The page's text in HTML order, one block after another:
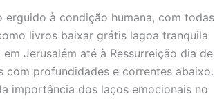
à condição humana, com todas
livros baixar grátis lagoa tranquila
Jerusalém até à Ressurreição dia de
profundidades e correntes abaixo.
importância dos laços emocionais no